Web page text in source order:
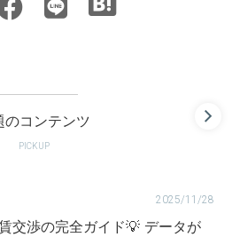
のコンテンツ
PICKUP
2025/11/28
交渉の完全ガイド💡 データが